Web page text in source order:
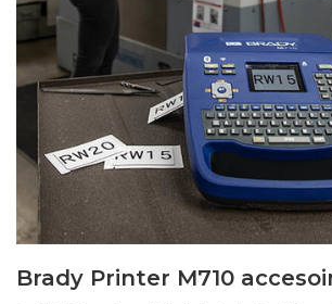
Brady Printer M710